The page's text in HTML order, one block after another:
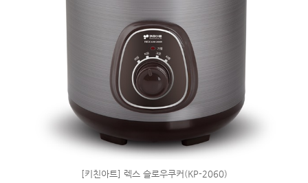
[키친아트] 렉스 슬로우쿠커(KP-2060)